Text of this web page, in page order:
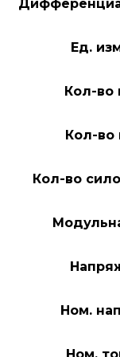
Ед.
Кол-во
Кол-во
Кол-во
Ном.
Ном.